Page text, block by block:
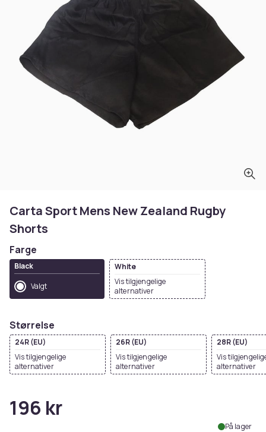
Carta Sport Mens New Zealand Rugby
Shorts
Farge
Black
Valgt
White
Vis tilgjengelige
alternativer
Størrelse
24R (EU)
Vis tilgjengelige
alternativer
26R (EU)
Vis tilgjengelige
alternativer
28R (EU)
Vis
alternativer
196 kr
På lager